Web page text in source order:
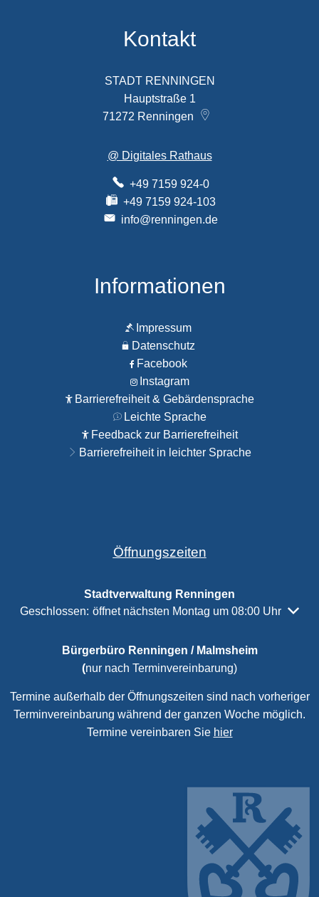
Kontakt
STADT RENNINGEN
Hauptstraße 1
71272 Renningen
@ Digitales Rathaus
+49 7159 924-0
+49 7159 924-103
info@renningen.de
Informationen
Impressum
Datenschutz
Facebook
Instagram
Barrierefreiheit & Gebärdensprache
Leichte Sprache
Feedback zur Barrierefreiheit
Barrierefreiheit in leichter Sprache
Öffnungszeiten
Stadtverwaltung Renningen
Klicken, um weitere Öffnungs- oder Schließzeiten
Geschlossen: öffnet nächsten Montag um 08:00 Uhr
Bürgerbüro Renningen / Malmsheim
(nur nach Terminvereinbarung)
Termine außerhalb der Öffnungszeiten sind nach vorheriger
Terminvereinbarung während der ganzen Woche möglich.
Termine vereinbaren Sie hier